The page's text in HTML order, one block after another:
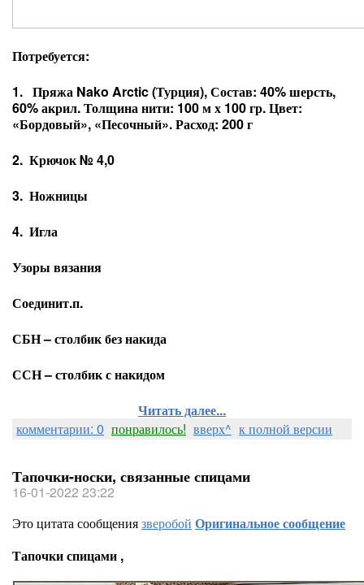
Потребуется:
1. Пряжа Nako Arctic (Турция), Состав: 40% шерсть,
60% акрил. Толщина нити: 100 м х 100 гр. Цвет:
«Бордовый», «Песочный». Расход: 200 г
2. Крючок № 4,0
3. Ножницы
4. Игла
Узоры вязания
Соединит.п.
СБН – столбик без накида
ССН – столбик с накидом
Читать далее...
комментарии: 0 понравилось! вверх^ к полной версии
Тапочки-носки, связанные спицами
16-01-2022 23:22
Это цитата сообщениязверобой Оригинальное сообщение
Тапочки спицами ,